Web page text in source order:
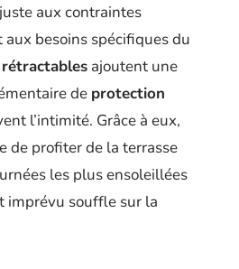
aux contraintes
besoins spécifiques du
ajoutent une
de protection
l’intimité. Grâce à eux,
de profiter de la terrasse
les plus ensoleillées
imprévu souffle sur la